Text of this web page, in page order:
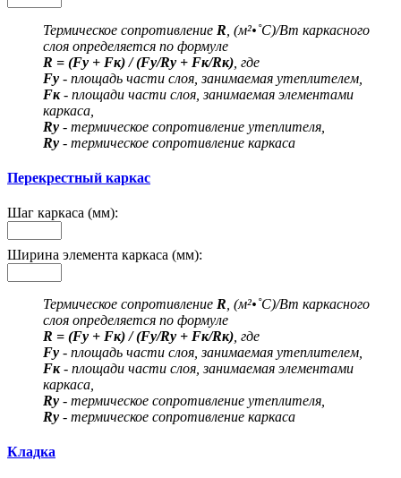
Термическое сопротивление R , (м²•˚С)/Вт каркасного
слоя определяется по формуле
R = (Fу + Fк) / (Fу/Rу + Fк/Rк) , где
Fу - площадь части слоя, занимаемая утеплителем,
Fк- площади части слоя, занимаемая элементами
каркаса,
Rу - термическое сопротивление утеплителя,
Rу - термическое сопротивление каркаса
Перекрестный каркас
Шаг каркаса (мм):
Ширина элемента каркаса (мм):
Термическое сопротивление R , (м²•˚С)/Вт каркасного
слоя определяется по формуле
R = (Fу + Fк) / (Fу/Rу + Fк/Rк) , где
Fу - площадь части слоя, занимаемая утеплителем,
Fк- площади части слоя, занимаемая элементами
каркаса,
Rу - термическое сопротивление утеплителя,
Rу - термическое сопротивление каркаса
Кладка